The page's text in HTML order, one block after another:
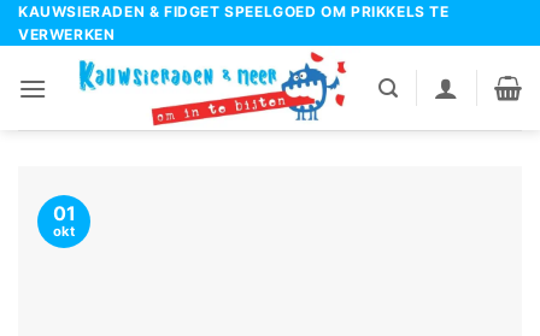
Ga
naar
KAUWSIERADEN & FIDGET SPEELGOED OM PRIKKELS TE
VERWERKEN
01
okt